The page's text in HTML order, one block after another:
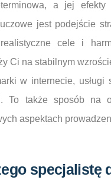
a jej
jest podejście
cele i
Ci na stabilnym
w internecie,
także sposób na
aspektach
specjalistę